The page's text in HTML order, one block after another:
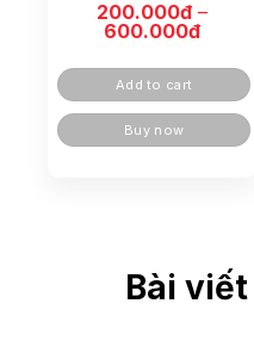
200.000đ –
600.000đ
từ
đến
Add to cart
Buy now
Bài